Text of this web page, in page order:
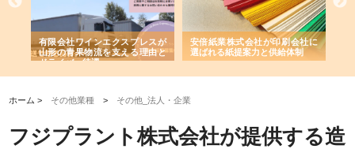
有限会社ワインエクスプレスが
山形の青果物流を支える理由と
ドライバー待遇
安倍紙業株式会社が印刷会社に
選ばれる紙提案力と供給体制
ホーム > その他業種 > その他_法人・企業
フジプラント株式会社が提供する造